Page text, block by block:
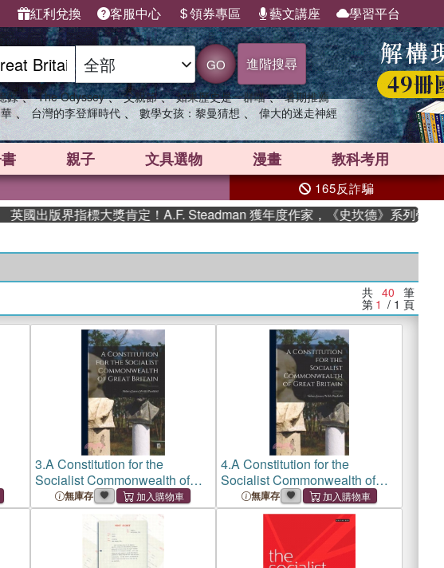
紅利兌換 客服中心 領券專區 藝文講座 學習平台
GO 進階搜尋
錄 、 The Odyssey 、 父親節 、 如果歷史是一群喵 、 暑期推薦
、 台灣的李登輝時代 、 數學女孩：黎曼猜想 、 偉大的迷走神經
親子 文具選物 漫畫 教科考用
165反詐騙
界指標大獎肯定！A.F. Steadman 獲年度作家，《史坎德》系列帶你踏上熱血
共 40 筆
第 1 / 1 頁
3.A Constitution for the
Socialist Commonwealth of
Great Britain
無庫存
4.A Constitution for the
Socialist Commonwealth of
Great Britain
無庫存